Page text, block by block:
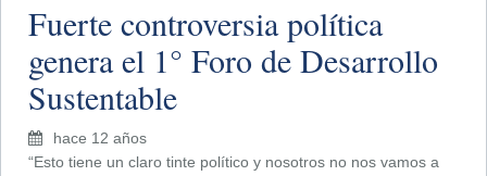
Fuerte controversia política
genera el 1° Foro de Desarrollo
Sustentable
hace 12 años
“Esto tiene un claro tinte político y nosotros no nos vamos a